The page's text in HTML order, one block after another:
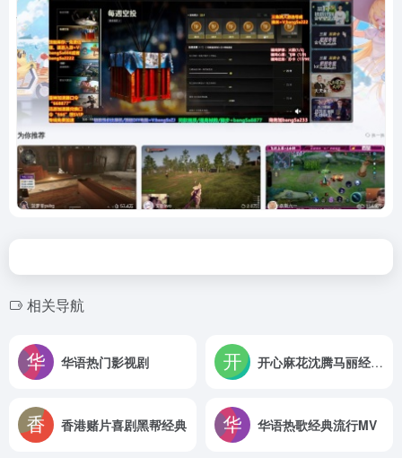
相关导航
华语热门影视剧 开心麻花沈腾马丽经典小品专场
香港赌片喜剧黑帮经典 华语热歌经典流行MV